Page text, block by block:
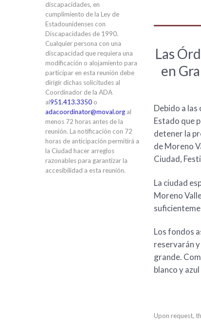
Las
en
Debido a
Estado que
detener la
de Moreno
Ciudad,
La ciudad
Moreno
Los fondos
reservarán y
grande.
blanco y
Upon request,
discapacidades, en
cumplimiento de la Ley de
Estadounidenses con
Discapacidades de 1990.
Cualquier persona con una
discapacidad que requiera una
modificación o alojamiento para
participar en esta reunión debe
dirigir dichas solicitudes al
Coordinador de la ADA
al951.413.3350o
adacoordinator@moval.orgal
menos 72 horas antes de la
reunión. La notificación con 72
horas de anticipación permitirá a
la Ciudad hacer arreglos
razonables para garantizar la
accesibilidad a esta reunión.